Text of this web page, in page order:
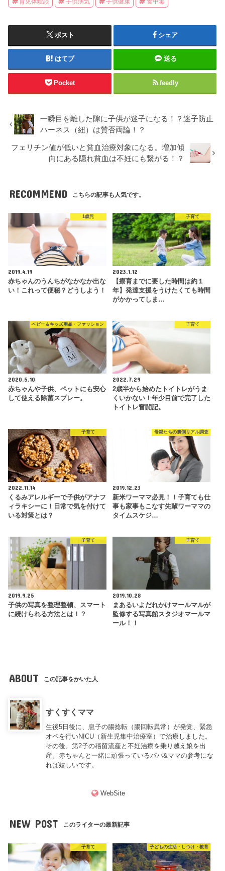
ポスト シェア
はてブ 送る
Pocket feedly
一瞬目を離した隙に子供が迷子になる！？迷子防止
ハーネス（紐）は賛否両論！？
フェリチン値が低いと貧血治療対象になる。増加傾
向にある隠れ貧血は不妊にも繋がる！？
RECOMMEND こちらの記事も人気です。
1歳児
2019.4.19
赤ちゃんのうんちがなかなか出な
い！これって便秘？どうしよう！
子育て
2023.1.12
【療育までに要した時間は約１
年】発達支援をうけたくても時間
がかかってしま…
ベビー＆キッズ用品・ファッション
2020.5.10
赤ちゃんや子供、ペットにも安心
して使える除菌スプレー。
子育て
2022.7.29
2歳半から始めたトイトレがうま
くいかない！年少目前で完了した
トイトレ奮闘記。
子育て
2022.11.14
くるみアレルギーで子供がアナフ
ィラキシーに！日常で気を付けて
いる対策とは？
母親たちの裏側リアル調査
2019.12.23
新米ワーママ必見！！子育ても仕
事も家事もこなす先輩ワーママの
タイムスケジ…
子育て
2019.9.25
子供の写真を整理整頓、スマート
に続けられる方法とは！？
子育て
2019.10.28
まあるいよだれかけマールマルが
監修する写真館スタジオマールマ
ール！！
ABOUT この記事をかいた人
すくすくママ
生後5日後に、息子の腸捻転（腸回転異常）が発覚、緊急
オペを行いNICU（新生児集中治療室）で治療しました。
その後、第2子の稽留流産と不妊治療を乗り越え娘を出
産。赤ちゃんと一緒に頑張っているパパ&ママの参考にな
れば嬉しいです。
WebSite
NEW POST このライターの最新記事
子育て 子どもの生活・しつけ・教育